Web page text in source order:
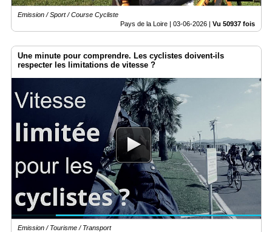
Emission / Sport / Course Cycliste
Pays de la Loire | 03-06-2026 Vu 50937 fois
Une minute pour comprendre. Les cyclistes doivent-ils
respecter les limitations de vitesse ?
Emission / Tourisme / Transport